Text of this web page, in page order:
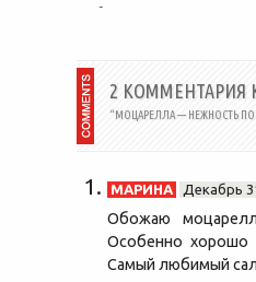
и, безусловно, не...
2 КОММЕНТАРИЯ
“МОЦАРЕЛЛА — НЕЖНОСТЬ
МАРИНА Декабрь
Обожаю
Особенно хорошо
Самый любимый